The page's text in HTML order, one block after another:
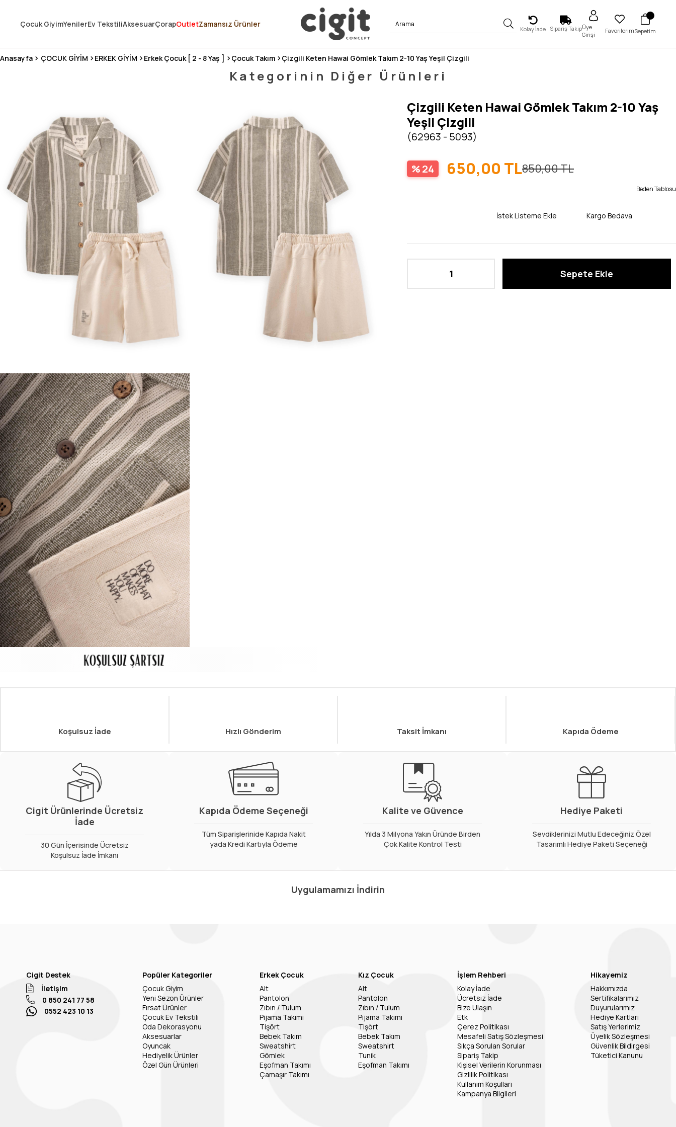
3 MİLYONDAN FAZLA MUTLU MÜŞTERİ ❤️ 10 MİLYON ÜRÜN
Çocuk GiyimYenilerEv TekstiliAksesuarÇorapOutletZamansız Ürünler
Kolay İade Sipariş TakipÜye
Girişi
FavorilerimSepetim
Anasayfa ÇOCUK GİYİM ERKEK GİYİM Erkek Çocuk [ 2 - 8 Yaş ] Çocuk Takım Çizgili Keten Hawai Gömlek Takım 2-10 Yaş Yeşil Çizgili
Kategorinin Diğer Ürünleri
Çizgili Keten Hawai Gömlek Takım 2-10 Yaş
Yeşil Çizgili
(62963 - 5093)
24 850,00 TL
650,00 TL
Beden Tablosu
İstek Listeme Ekle Kargo Bedava
Koşulsuz İade Hızlı Gönderim Taksit İmkanı Kapıda Ödeme
Cigit Ürünlerinde Ücretsiz
İade
30 Gün İçerisinde Ücretsiz
Koşulsuz İade İmkanı
Kapıda Ödeme Seçeneği
Tüm Siparişlerinide Kapıda Nakit
yada Kredi Kartıyla Ödeme
Kalite ve Güvence
Yılda 3 Milyona Yakın Üründe Birden
Çok Kalite Kontrol Testi
Hediye Paketi
Sevdiklerinizi Mutlu Edeceğiniz Özel
Tasarımlı Hediye Paketi Seçeneği
Uygulamamızı İndirin
Cigit Destek
İletişim
0 850 241 77 58
0552 423 10 13
Popüler Kategoriler
Çocuk Giyim
Yeni Sezon Ürünler
Fırsat Ürünler
Çocuk Ev Tekstili
Oda Dekorasyonu
Aksesuarlar
Oyuncak
Hediyelik Ürünler
Özel Gün Ürünleri
Erkek Çocuk
Alt
Pantolon
Zıbın / Tulum
Pijama Takımı
Tişört
Bebek Takım
Sweatshirt
Gömlek
Eşofman Takımı
Çamaşır Takımı
Kız Çocuk
Alt
Pantolon
Zıbın / Tulum
Pijama Takımı
Tişört
Bebek Takım
Sweatshirt
Tunik
Eşofman Takımı
İşlem Rehberi
Kolay İade
Ücretsiz İade
Bize Ulaşın
Etk
Çerez Politikası
Mesafeli Satış Sözleşmesi
Sıkça Sorulan Sorular
Sipariş Takip
Kişisel Verilerin Korunması
Gizlilik Politikası
Kullanım Koşulları
Kampanya Bilgileri
Hikayemiz
Hakkımızda
Sertifikalarımız
Duyurularımız
Hediye Kartları
Satış Yerlerimiz
Üyelik Sözleşmesi
Güvenlik Bildirgesi
Tüketici Kanunu